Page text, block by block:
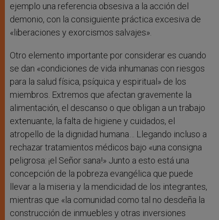
ejemplo una referencia obsesiva a la acción del
demonio, con la consiguiente práctica excesiva de
«liberaciones y exorcismos salvajes».
Otro elemento importante por considerar es cuando
se dan «condiciones de vida inhumanas con riesgos
para la salud física, psíquica y espiritual» de los
miembros. Extremos que afectan gravemente la
alimentación, el descanso o que obligan a un trabajo
extenuante, la falta de higiene y cuidados, el
atropello de la dignidad humana… Llegando incluso a
rechazar tratamientos médicos bajo «una consigna
peligrosa: ¡el Señor sana!» Junto a esto está una
concepción de la pobreza evangélica que puede
llevar a la miseria y la mendicidad de los integrantes,
mientras que «la comunidad como tal no desdeña la
construcción de inmuebles y otras inversiones